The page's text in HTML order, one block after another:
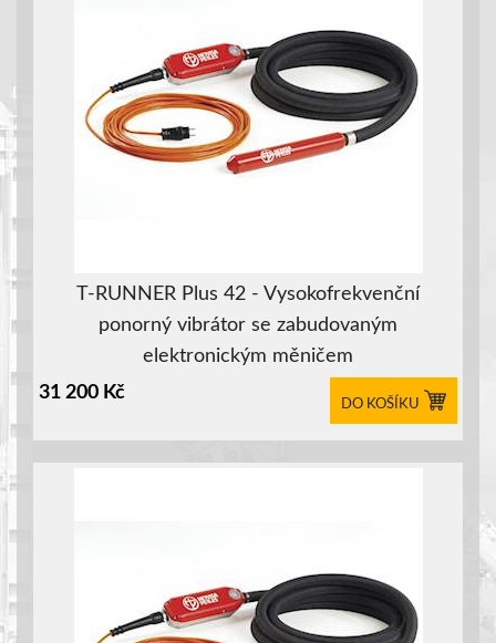
T-RUNNER Plus 42 - Vysokofrekvenční
ponorný vibrátor se zabudovaným
elektronickým měničem
31 200 Kč
DO KOŠÍKU